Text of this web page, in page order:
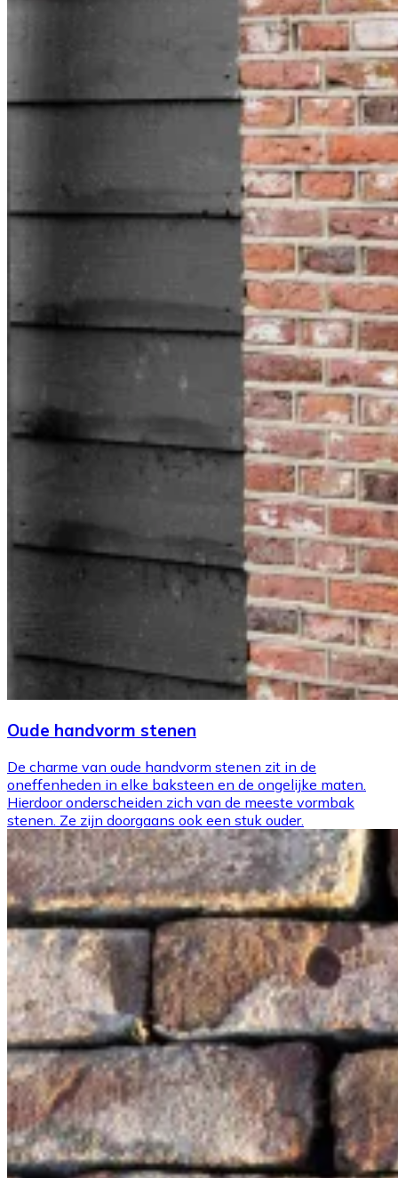
Oude handvorm stenen
De charme van oude handvorm stenen zit in de
oneffenheden in elke baksteen en de ongelijke maten.
Hierdoor onderscheiden zich van de meeste vormbak
stenen. Ze zijn doorgaans ook een stuk ouder.